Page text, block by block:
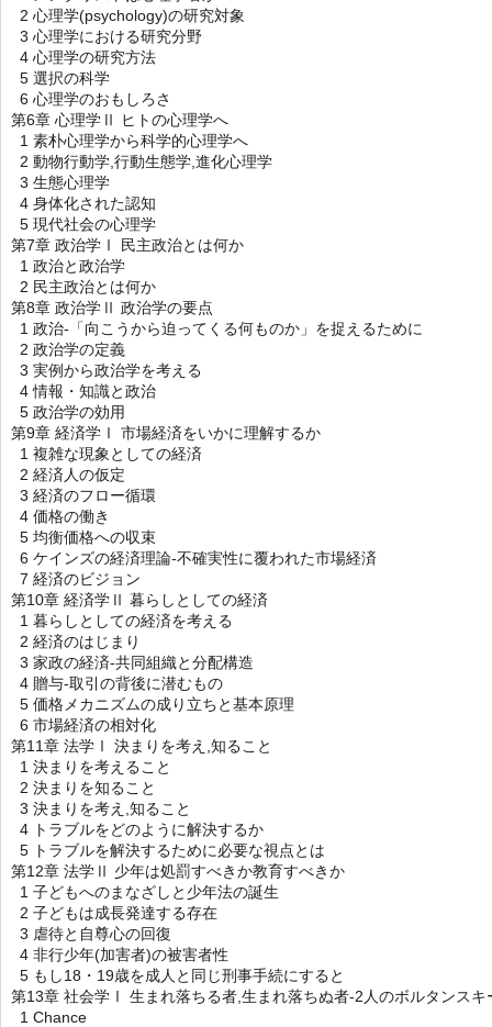
2 心理学(psychology)の研究対象
3 心理学における研究分野
4 心理学の研究方法
5 選択の科学
6 心理学のおもしろさ
第6章 心理学Ⅱ ヒトの心理学へ
1 素朴心理学から科学的心理学へ
2 動物行動学,行動生態学,進化心理学
3 生態心理学
4 身体化された認知
5 現代社会の心理学
第7章 政治学Ⅰ 民主政治とは何か
1 政治と政治学
2 民主政治とは何か
第8章 政治学Ⅱ 政治学の要点
1 政治-「向こうから迫ってくる何ものか」を捉えるために
2 政治学の定義
3 実例から政治学を考える
4 情報・知識と政治
5 政治学の効用
第9章 経済学Ⅰ 市場経済をいかに理解するか
1 複雑な現象としての経済
2 経済人の仮定
3 経済のフロー循環
4 価格の働き
5 均衡価格への収束
6 ケインズの経済理論-不確実性に覆われた市場経済
7 経済のビジョン
第10章 経済学Ⅱ 暮らしとしての経済
1 暮らしとしての経済を考える
2 経済のはじまり
3 家政の経済-共同組織と分配構造
4 贈与-取引の背後に潜むもの
5 価格メカニズムの成り立ちと基本原理
6 市場経済の相対化
第11章 法学Ⅰ 決まりを考え,知ること
1 決まりを考えること
2 決まりを知ること
3 決まりを考え,知ること
4 トラブルをどのように解決するか
5 トラブルを解決するために必要な視点とは
第12章 法学Ⅱ 少年は処罰すべきか教育すべきか
1 子どもへのまなざしと少年法の誕生
2 子どもは成長発達する存在
3 虐待と自尊心の回復
4 非行少年(加害者)の被害者性
5 もし18・19歳を成人と同じ刑事手続にすると
第13章 社会学Ⅰ 生まれ落ちる者,生まれ落ちぬ者-2人のボルタンスキ
1 Chance